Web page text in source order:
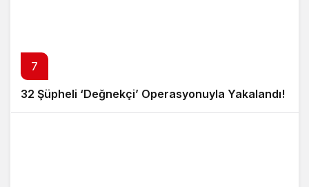
7
32 Şüpheli ‘Değnekçi’ Operasyonuyla Yakalandı!